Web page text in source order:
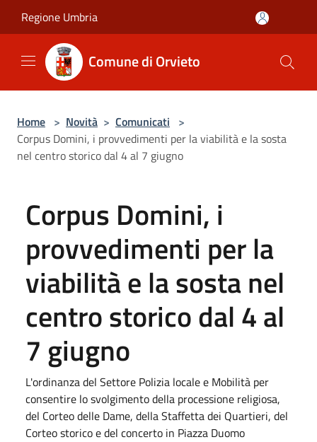
Regione Umbria
Comune di Orvieto
Home > Novità > Comunicati >
Corpus Domini, i provvedimenti per la viabilità e la sosta
nel centro storico dal 4 al 7 giugno
Corpus Domini, i
provvedimenti per la
viabilità e la sosta nel
centro storico dal 4 al
7 giugno
L'ordinanza del Settore Polizia locale e Mobilità per
consentire lo svolgimento della processione religiosa,
del Corteo delle Dame, della Staffetta dei Quartieri, del
Corteo storico e del concerto in Piazza Duomo